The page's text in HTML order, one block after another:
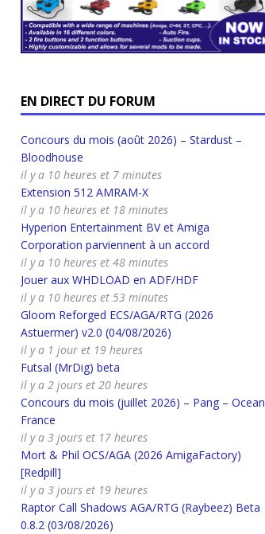
EN DIRECT DU FORUM
Concours du mois (août 2026) – Stardust –
Bloodhouse
il y a 10 heures et 7 minutes
Extension 512 AMRAM-X
il y a 10 heures et 18 minutes
Hyperion Entertainment BV et Amiga
Corporation parviennent à un accord
il y a 10 heures et 48 minutes
Jouer aux WHDLOAD en ADF/HDF
il y a 10 heures et 53 minutes
Gloom Reforged ECS/AGA/RTG (2026
Astuermer) v2.0 (04/08/2026)
il y a 1 jour et 19 heures
Futsal (MrDig) beta
il y a 2 jours et 20 heures
Concours du mois (juillet 2026) – Pang – Ocean
France
il y a 3 jours et 17 heures
Mort & Phil OCS/AGA (2026 AmigaFactory)
[Redpill]
il y a 3 jours et 19 heures
Raptor Call Shadows AGA/RTG (Raybeez) Beta
0.8.2 (03/08/2026)